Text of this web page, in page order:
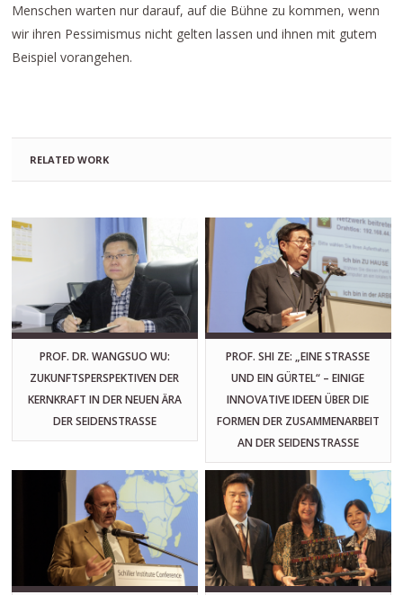
Menschen warten nur darauf, auf die Bühne zu kommen, wenn
wir ihren Pessimismus nicht gelten lassen und ihnen mit gutem
Beispiel vorangehen.
RELATED WORK
PROF. DR. WANGSUO WU:
ZUKUNFTSPERSPEKTIVEN DER
KERNKRAFT IN DER NEUEN ÄRA
DER SEIDENSTRASSE
PROF. SHI ZE: „EINE STRASSE U
ND EIN GÜRTEL“ – EINIGE I
NNOVATIVE IDEEN ÜBER DIE F
ORMEN DER ZUSAMMENARBEIT A
N DER SEIDENSTRASSE